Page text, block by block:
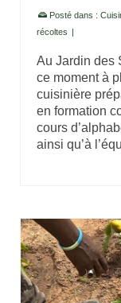
Posté dans :
récoltes
Au Jardin des
ce moment à
cuisinière
en formation
cours
ainsi qu’à